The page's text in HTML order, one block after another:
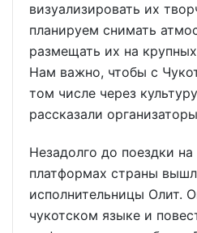
визуализировать их
планируем снимать
размещать их на
Нам важно, чтобы с
том числе через
рассказали
Незадолго до поездки
платформах страны
исполнительницы Олит.
чукотском языке и